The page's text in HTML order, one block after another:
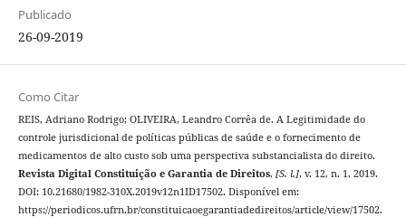
Publicado
26-09-2019
Como Citar
REIS, Adriano Rodrigo; OLIVEIRA, Leandro Corrêa de. A Legitimidade do
controle jurisdicional de políticas públicas de saúde e o fornecimento de
medicamentos de alto custo sob uma perspectiva substancialista do direito.
Revista Digital Constituição e Garantia de Direitos, [S. l.], v. 12, n. 1, 2019.
DOI: 10.21680/1982-310X.2019v12n1ID17502. Disponível em:
https://periodicos.ufrn.br/constituicaoegarantiadedireitos/article/view/17502.